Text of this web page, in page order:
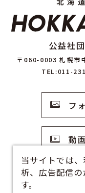
公益社
〒060-0003 札幌市
TEL:011-
フ
動
観
当サイトでは
析、広告配信
す。